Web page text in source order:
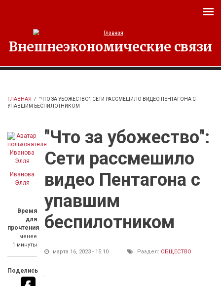
Внешнеэкономические связи
ГЛАВНАЯ /
"ЧТО ЗА УБОЖЕСТВО": СЕТИ РАССМЕШИЛО ВИДЕО ПЕНТАГОНА С
УПАВШИМ БЕСПИЛОТНИКОМ
Иванова
Элля
Время
для
прочтения
менее
1 минуты
Поделись
"Что за убожество":
Сети рассмешило
видео Пентагона с
упавшим
беспилотником
марта 16, 2023 - 15:10 Раздел: ОБЩЕСТВО